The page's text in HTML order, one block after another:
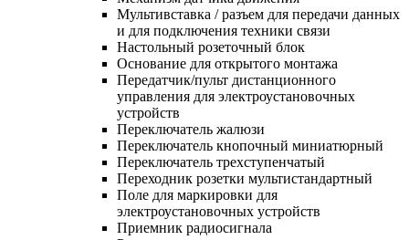
Мультивставка / разъем для передачи данных
и для подключения техники связи
Настольный розеточный блок
Основание для открытого монтажа
Передатчик/пульт дистанционного
управления для электроустановочных
устройств
Переключатель жалюзи
Переключатель кнопочный миниатюрный
Переключатель трехступенчатый
Переходник розетки мультистандартный
Поле для маркировки для
электроустановочных устройств
Приемник радиосигнала